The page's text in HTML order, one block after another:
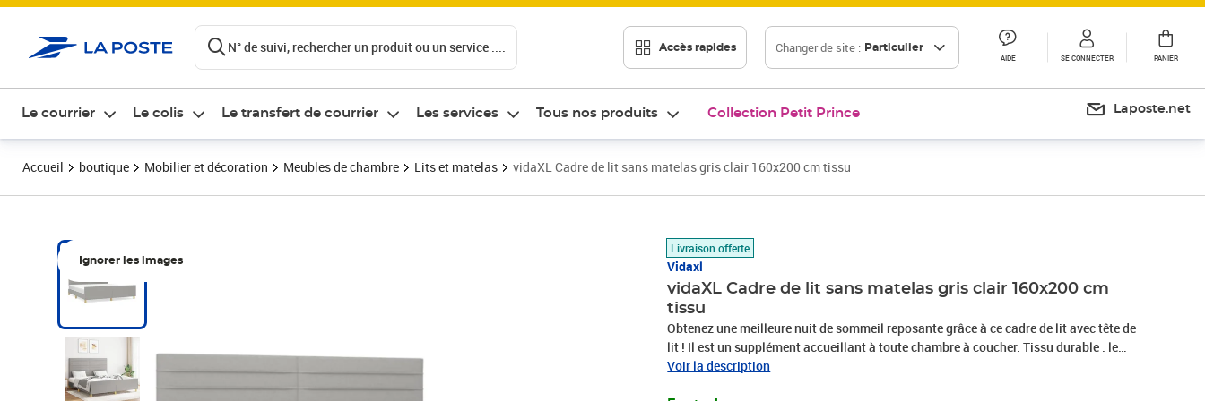
N° de suivi, rechercher un produit ou un service .... Accès rapides Changer de site : Particulier
AIDE SE CONNECTER PANIER
Le courrier Le colis Le transfert de courrier Les services Tous nos produits Collection Petit Prince Laposte.net
Accueil boutique Mobilier et décoration Meubles de chambre Lits et matelas vidaXL Cadre de lit sans matelas gris clair 160x200 cm tissu
Ignorer les images
Livraison offerte
Vidaxl
vidaXL Cadre de lit sans matelas gris clair 160x200 cm
tissu
Obtenez une meilleure nuit de sommeil reposante grâce à ce cadre de lit avec tête de
lit ! Il est un supplément accueillant à toute chambre à coucher. Tissu durable : le
tissu présente un aspect simple et épuré, et il est respirant et durable.Hauteur
Voir la description
Prix barré 267,99 €
Prix 220,89€